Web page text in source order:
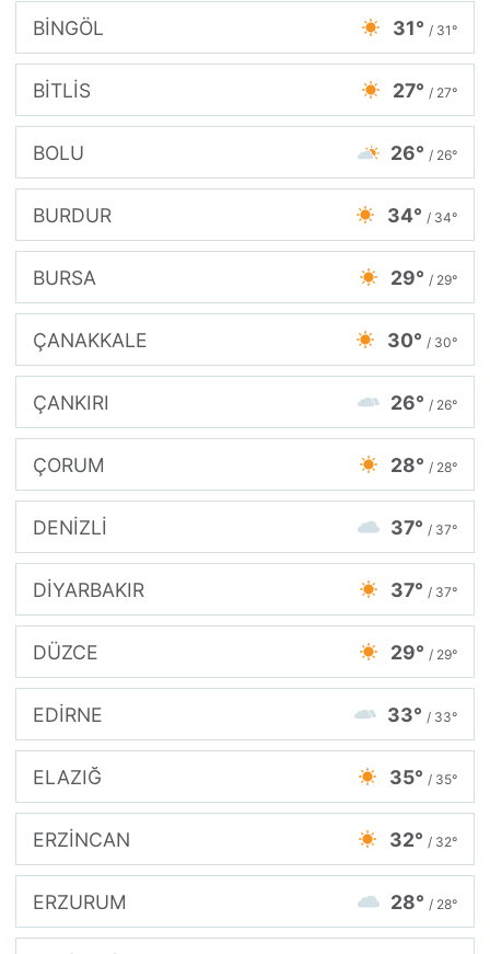
BİNGÖL 31° / 31°
BİTLİS 27° / 27°
BOLU 26° / 26°
BURDUR 34° / 34°
BURSA 29° / 29°
ÇANAKKALE 30° / 30°
ÇANKIRI 26° / 26°
ÇORUM 28° / 28°
DENİZLİ 37° / 37°
DİYARBAKIR 37° / 37°
DÜZCE 29° / 29°
EDİRNE 33° / 33°
ELAZIĞ 35° / 35°
ERZİNCAN 32° / 32°
ERZURUM 28° / 28°